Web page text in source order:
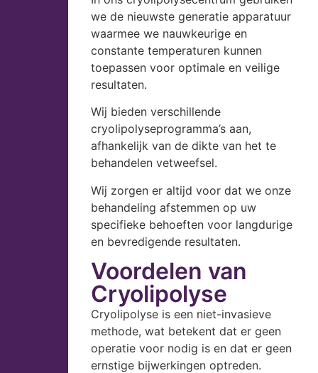
we de nieuwste generatie apparatuur
waarmee we nauwkeurige en
constante temperaturen kunnen
toepassen voor optimale en veilige
resultaten.
Wij bieden verschillende
cryolipolyseprogramma’s aan,
afhankelijk van de dikte van het te
behandelen vetweefsel.
Wij zorgen er altijd voor dat we onze
behandeling afstemmen op uw
specifieke behoeften voor langdurige
en bevredigende resultaten.
Voordelen van
Cryolipolyse
Cryolipolyse is een niet-invasieve
methode, wat betekent dat er geen
operatie voor nodig is en dat er geen
ernstige bijwerkingen optreden.